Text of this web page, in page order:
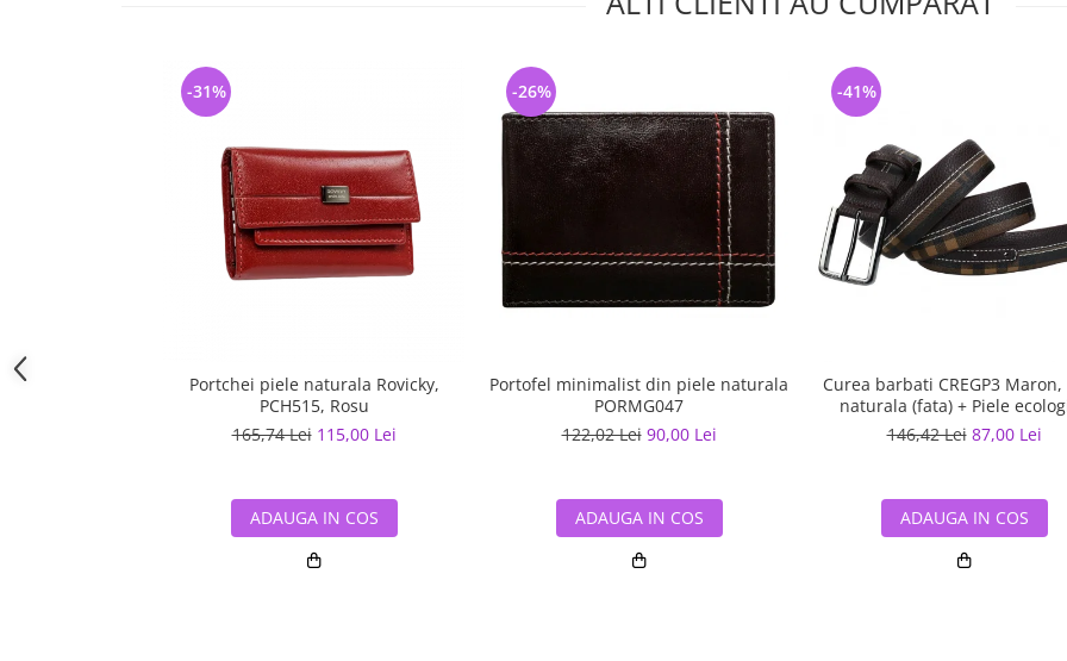
Portchei piele naturala Rovicky,
PCH515, Rosu
165,74 Lei 115,00 Lei
-31%
ADAUGA IN COS
Portofel minimalist din piele naturala
PORMG047
122,02 Lei 90,00 Lei
-26%
ADAUGA IN COS
Curea barbati CREGP3 Maron,
naturala (fata) + Piele
(spate)
146,42 Lei 87,00 Lei
-41%
ADAUGA IN COS